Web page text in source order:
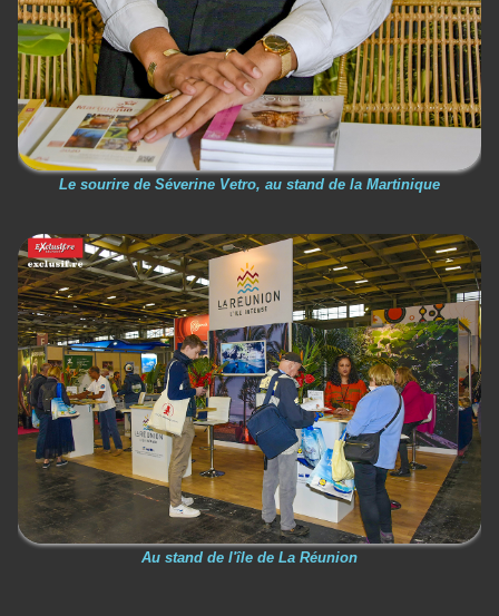
Le sourire de Séverine Vetro, au stand de la Martinique
Au stand de l'île de La Réunion